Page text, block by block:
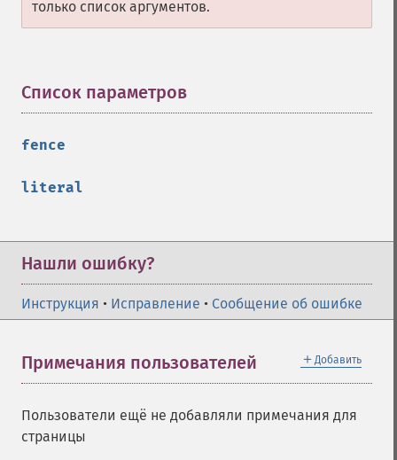
только список аргументов.
Список параметров
fence
literal
Нашли ошибку?
Инструкция • Исправление • Сообщение об ошибке
＋ Добавить
Примечания пользователей
Пользователи ещё не добавляли примечания для
страницы